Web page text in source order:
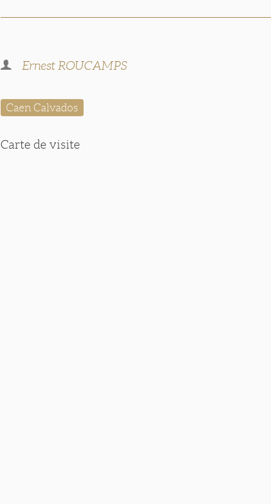
Ernest ROUCAMPS
Caen Calvados
Carte de visite